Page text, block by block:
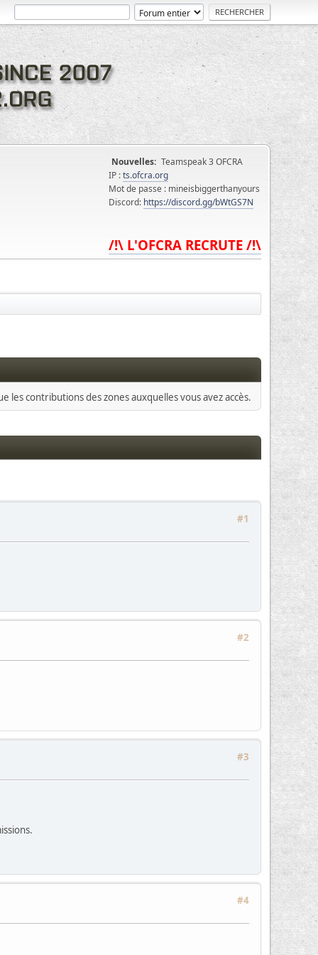
Nouvelles: Teamspeak 3 OFCRA
IP :ts.ofcra.org
Mot de passe : mineisbiggerthanyours
Discord: https://discord.gg/bWtGS7N
/!\ L'OFCRA RECRUTE /!\
contributions des zones auxquelles vous avez accès.
#1
#2
#3
#4